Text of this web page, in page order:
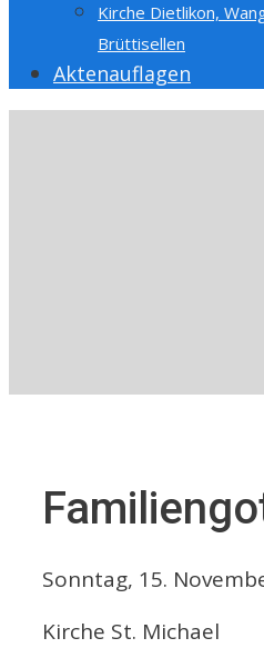
Kirche Dietlikon,
Brüttisellen
Aktenauflagen
Sonntag, 15.
Kirche St. Michael